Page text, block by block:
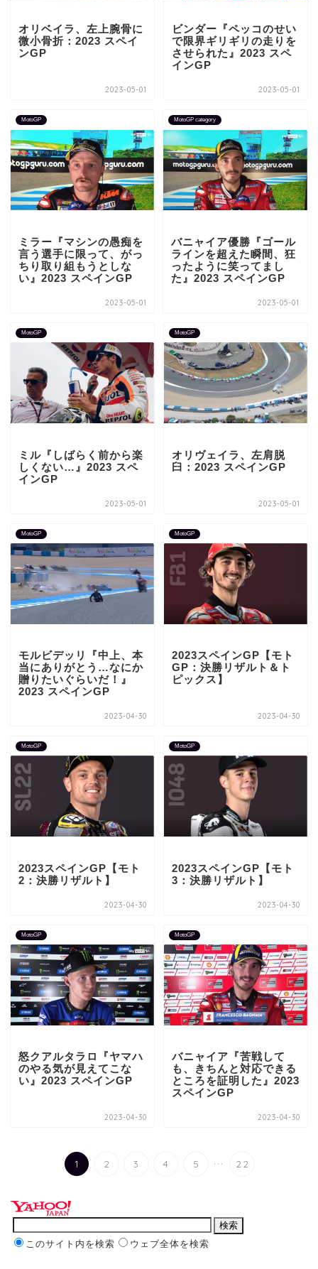
オリベイラ、左上腕骨に
微小骨折：2023 スペイ
ンGP
2023-05-01
ビンダー『ペッコのせい
で限界ギリギリの走りを
させられた』2023 スペ
インGP
2023-05-01
MotoGP
ミラー『マシンの愚痴を
言う選手に限って、がっ
ちり取り組もうとしな
い』2023 スペインGP
2023-05-01
MotoGP category
バニャイア優勝『ゴール
ラインを超えた瞬間、狂
ったように笑ってまし
た』2023 スペインGP
2023-05-01
MotoGP
ミル『しばらく前から楽
しくない…』2023 スペ
インGP
2023-05-01
MotoGP
オリヴェイラ、左肩脱
臼：2023 スペインGP
2023-05-01
MotoGP
モルビデッリ『中上、本
当にありがとう…なにか
贈りたいぐらいだ！』
2023 スペインGP
2023-04-30
MotoGP
2023スペインGP【モト
GP：決勝リザルト＆ト
ピックス】
2023-04-30
MotoGP
2023スペインGP【モト
2：決勝リザルト】
2023-04-30
MotoGP
2023スペインGP【モト
3：決勝リザルト】
2023-04-30
MotoGP
怒クアルタラロ『ヤマハ
のやる気が見えてこな
い』2023 スペインGP
2023-04-30
MotoGP
バニャイア『苦戦して
も、きちんと対応できる
ところを証明した』2023
スペインGP
2023-04-30
1 2 3 4 5 ... 22
このサイト内を検索 ウェブ全体を検索